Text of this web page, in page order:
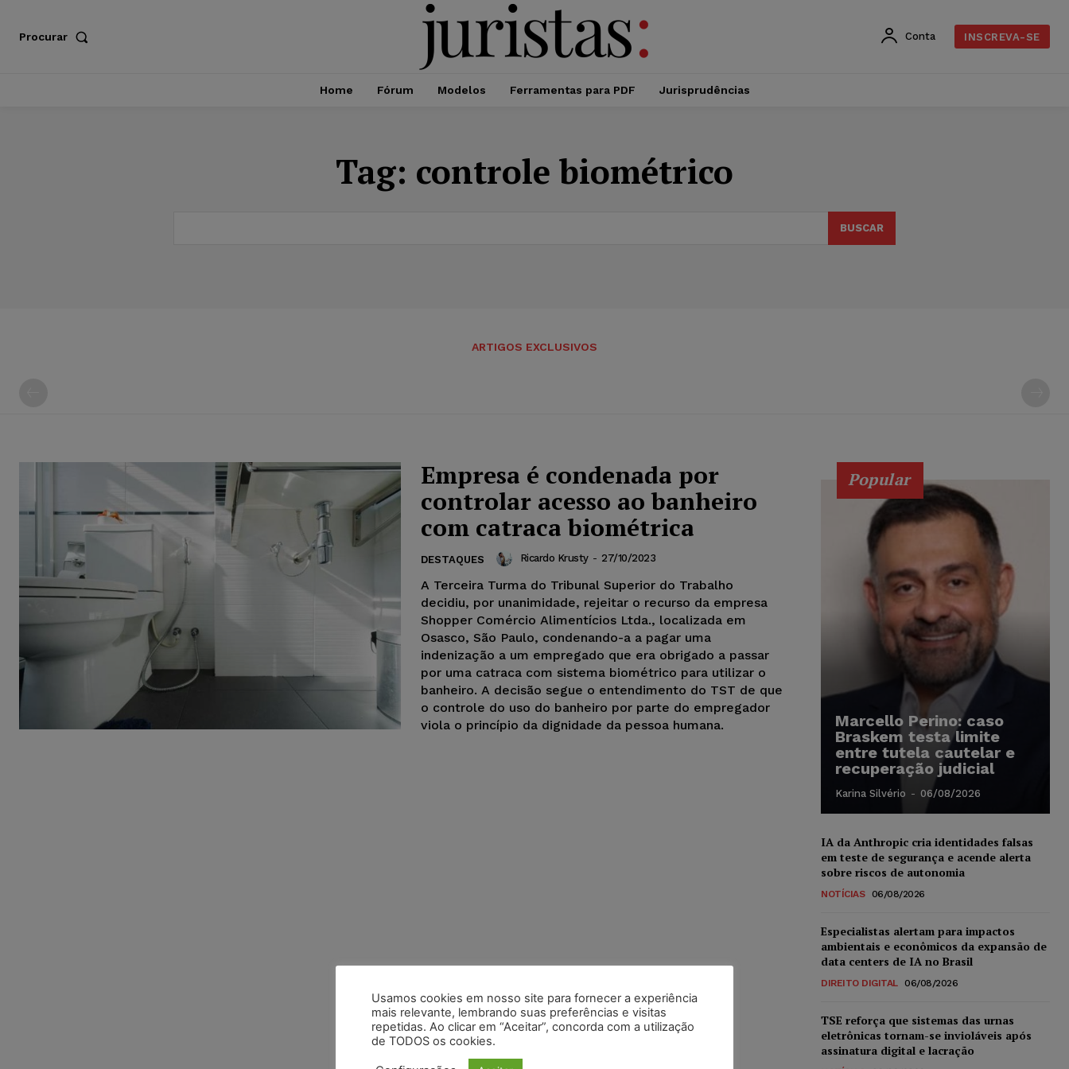
Procurar Conta INSCREVA-SE
Home Fórum Modelos Ferramentas para PDF Jurisprudências
Tag: controle biométrico
BUSCAR
ARTIGOS EXCLUSIVOS
Empresa é condenada por
controlar acesso ao banheiro
com catraca biométrica
DESTAQUES Ricardo Krusty - 27/10/2023
A Terceira Turma do Tribunal Superior do Trabalho
decidiu, por unanimidade, rejeitar o recurso da empresa
Shopper Comércio Alimentícios Ltda., localizada em
Osasco, São Paulo, condenando-a a pagar uma
indenização a um empregado que era obrigado a passar
por uma catraca com sistema biométrico para utilizar o
banheiro. A decisão segue o entendimento do TST de que
o controle do uso do banheiro por parte do empregador
viola o princípio da dignidade da pessoa humana.
Popular
Marcello Perino: caso
Braskem testa limite
entre tutela cautelar e
recuperação judicial
Karina Silvério - 06/08/2026
IA da Anthropic cria identidades falsas
em teste de segurança e acende alerta
sobre riscos de autonomia
NOTÍCIAS 06/08/2026
Especialistas alertam para impactos
ambientais e econômicos da expansão de
data centers de IA no Brasil
DIREITO DIGITAL 06/08/2026
TSE reforça que sistemas das urnas
eletrônicas tornam-se invioláveis após
assinatura digital e lacração
Usamos cookies em nosso site para fornecer a experiência
mais relevante, lembrando suas preferências e visitas
repetidas. Ao clicar em “Aceitar”, concorda com a utilização
de TODOS os cookies.